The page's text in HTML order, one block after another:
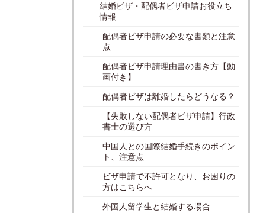
結婚ビザ・配偶者ビザ申請お役立ち
情報
配偶者ビザ申請の必要な書類と注意
点
配偶者ビザ申請理由書の書き方【動
画付き】
配偶者ビザは離婚したらどうなる？
【失敗しない配偶者ビザ申請】行政
書士の選び方
中国人との国際結婚手続きのポイン
ト、注意点
ビザ申請で不許可となり、お困りの
方はこちらへ
外国人留学生と結婚する場合